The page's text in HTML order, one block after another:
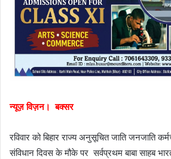
न्यूज़ विज़न। बक्सर
रविवार को बिहार राज्य अनुसूचित जाति जनजाति
संविधान दिवस के मौके पर सर्वप्रथम बाबा साहब